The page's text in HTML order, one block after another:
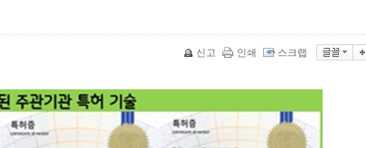
신고 인쇄 스크랩